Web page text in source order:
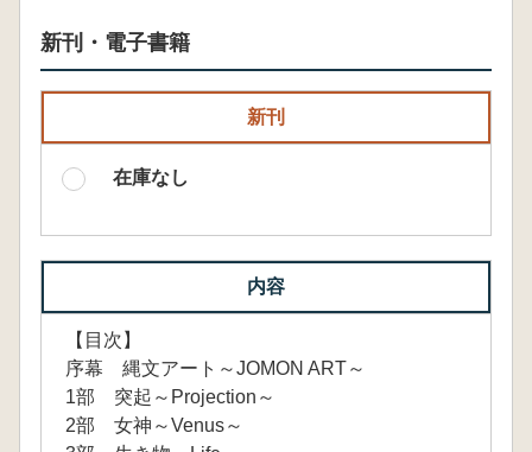
新刊・電子書籍
新刊
在庫なし
内容
【目次】
序幕 縄文アート～JOMON ART～
1部 突起～Projection～
2部 女神～Venus～